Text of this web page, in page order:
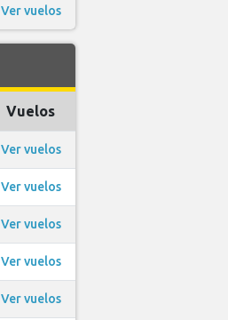
Ver vuelos
Vuelos
Ver vuelos
Ver vuelos
Ver vuelos
Ver vuelos
Ver vuelos